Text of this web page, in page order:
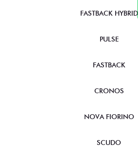
FASTBACK HYBRID
PULSE
FASTBACK
CRONOS
NOVA FIORINO
SCUDO